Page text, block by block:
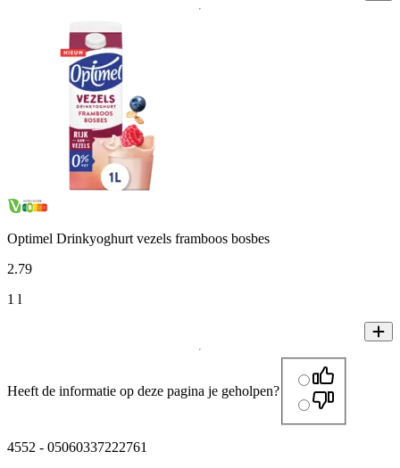
Optimel Drinkyoghurt vezels framboos bosbes
2.79
1 l
Heeft de informatie op deze pagina je geholpen?
4552 - 05060337222761